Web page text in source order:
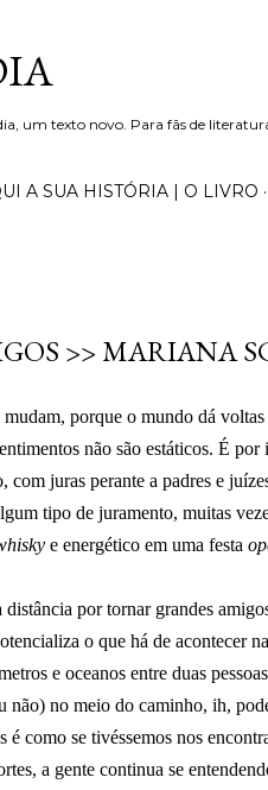
um texto novo. Para fãs de
A SUA HISTÓRIA | O LIVRO
>> MARIANA
mudam, porque o mundo dá
não são estáticos. É
com juras perante a padres e
tipo de juramento, muitas
e energético em uma festa
distância por tornar grandes
o que há de acontecer
e oceanos entre duas
não) no meio do caminho, ih,
é como se tivéssemos nos
a gente continua se